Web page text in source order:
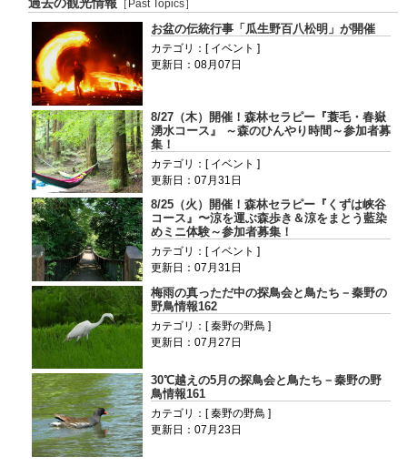
［Past Topics］
お盆の伝統行事「瓜生野百八松明」が開催
カテゴリ：[ イベント ]
更新日：08月07日
8/27（木）開催！森林セラピー『蓑毛・春嶽
湧水コース』 ～森のひんやり時間～参加者募
集！
カテゴリ：[ イベント ]
更新日：07月31日
8/25（火）開催！森林セラピー『くずは峡谷
コース』〜涼を運ぶ森歩き＆涼をまとう藍染
めミニ体験～参加者募集！
カテゴリ：[ イベント ]
更新日：07月31日
梅雨の真っただ中の探鳥会と鳥たち－秦野の
野鳥情報162
カテゴリ：[ 秦野の野鳥 ]
更新日：07月27日
30℃越えの5月の探鳥会と鳥たち－秦野の野
鳥情報161
カテゴリ：[ 秦野の野鳥 ]
更新日：07月23日